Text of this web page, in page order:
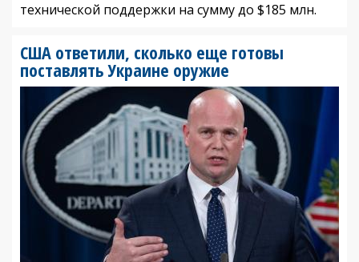
технической поддержки на сумму до $185 млн.
США ответили, сколько еще готовы
поставлять Украине оружие